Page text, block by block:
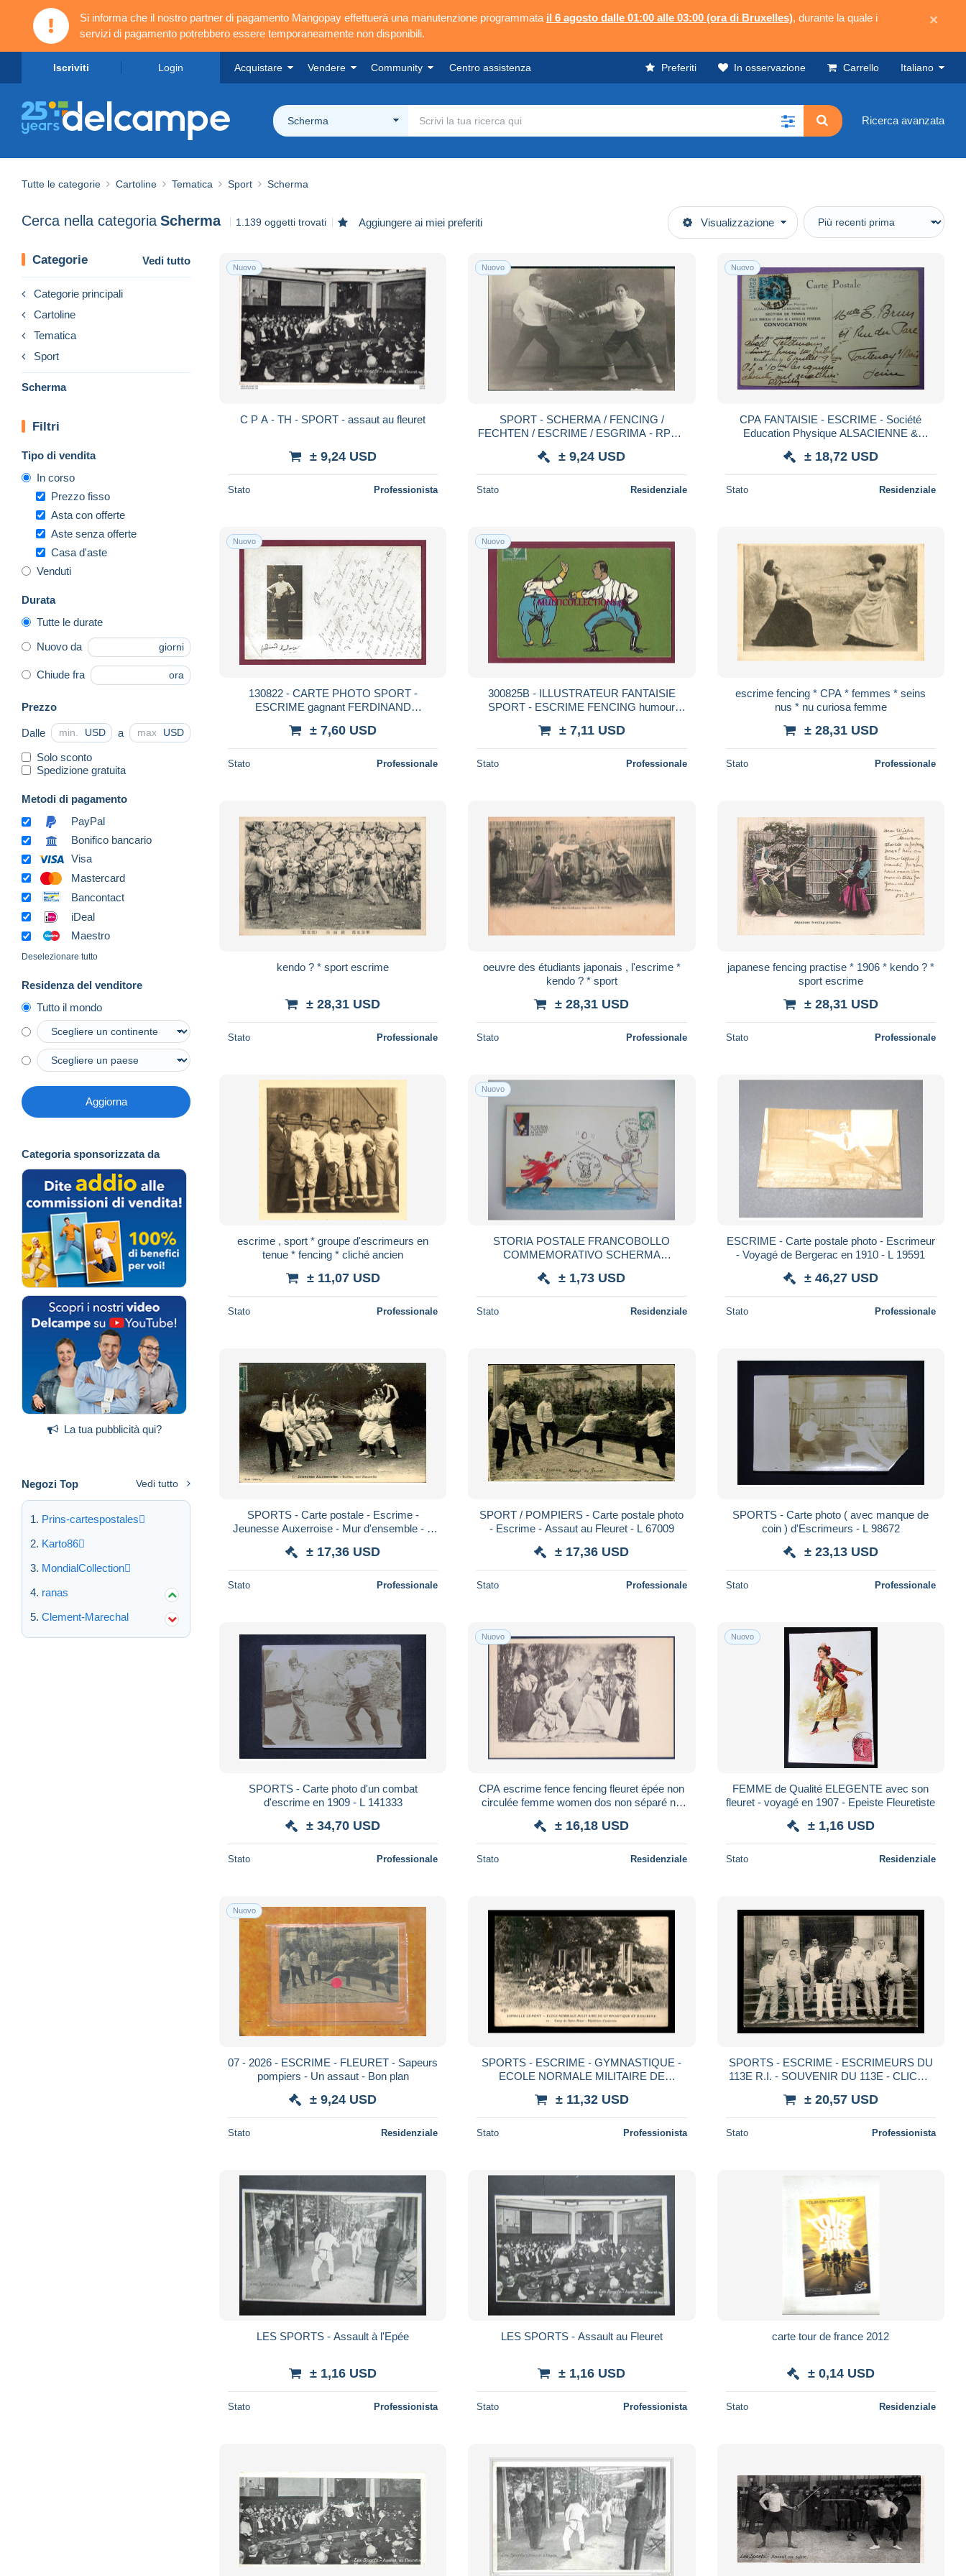
Si informa che il nostro partner di pagamento Mangopay effettuerà una manutenzione programmata il 6 agosto dalle 01:00 alle 03:00 (ora di Bruxelles), durante la quale i
servizi di pagamento potrebbero essere temporaneamente non disponibili.
×
Iscriviti Login Acquistare Vendere Community Centro assistenza Preferiti In osservazione Carrello Italiano
Scherma Ricerca avanzata
Tutte le categorie Cartoline Tematica Sport Scherma
Cerca nella categoria Scherma 1.139 oggetti trovati Aggiungere ai miei preferiti Visualizzazione
Categorie Vedi tutto
Categorie principali
Cartoline
Tematica
Sport
Scherma
Filtri
Tipo di vendita
In corso
Prezzo fisso
Asta con offerte
Aste senza offerte
Casa d'aste
Venduti
Durata
Tutte le durate
Nuovo da giorni
Chiude fra ora
Prezzo
Dalle USD a USD
Solo sconto
Spedizione gratuita
Metodi di pagamento
PayPal
Bonifico bancario
Visa
Mastercard
Bancontact
iDeal
Maestro
Deselezionare tutto
Residenza del venditore
Tutto il mondo
Aggiorna
Categoria sponsorizzata da
La tua pubblicità qui?
Negozi Top Vedi tutto
Prins-cartespostales
Karto86
MondialCollection
ranas
Clement-Marechal
Nuovo
C P A - TH - SPORT - assaut au fleuret
± 9,24 USD
Stato Professionista
Nuovo
SPORT - SCHERMA / FENCING /
FECHTEN / ESCRIME / ESGRIMA - RPPC
± 9,24 USD
Stato Residenziale
Nuovo
CPA FANTAISIE - ESCRIME - Société
Education Physique ALSACIENNE &
MATCH - TIMBRES - SPORT
± 18,72 USD
Stato Residenziale
Nuovo
130822 - CARTE PHOTO SPORT -
ESCRIME gagnant FERDINAND
± 7,60 USD
Stato Professionale
Nuovo
300825B - ILLUSTRATEUR FANTAISIE
SPORT - ESCRIME FENCING humour
± 7,11 USD
Stato Professionale
escrime fencing * CPA * femmes * seins
nus * nu curiosa femme
± 28,31 USD
Stato Professionale
kendo ? * sport escrime
± 28,31 USD
Stato Professionale
oeuvre des étudiants japonais , l'escrime *
kendo ? * sport
± 28,31 USD
Stato Professionale
japanese fencing practise * 1906 * kendo ? *
sport escrime
± 28,31 USD
Stato Professionale
escrime , sport * groupe d'escrimeurs en
tenue * fencing * cliché ancien
± 11,07 USD
Stato Professionale
Nuovo
STORIA POSTALE FRANCOBOLLO
COMMEMORATIVO SCHERMA
GENOVA 1992
± 1,73 USD
Stato Residenziale
ESCRIME - Carte postale photo - Escrimeur
- Voyagé de Bergerac en 1910 - L 19591
± 46,27 USD
Stato Professionale
SPORTS - Carte postale - Escrime -
Jeunesse Auxerroise - Mur d'ensemble - L
± 17,36 USD
Stato Professionale
SPORT / POMPIERS - Carte postale photo
- Escrime - Assaut au Fleuret - L 67009
± 17,36 USD
Stato Professionale
SPORTS - Carte photo ( avec manque de
coin ) d'Escrimeurs - L 98672
± 23,13 USD
Stato Professionale
SPORTS - Carte photo d'un combat
d'escrime en 1909 - L 141333
± 34,70 USD
Stato Professionale
Nuovo
CPA escrime fence fencing fleuret épée non
circulée femme women dos non séparé nu
± 16,18 USD
Stato Residenziale
Nuovo
FEMME de Qualité ELEGENTE avec son
fleuret - voyagé en 1907 - Epeiste Fleuretiste
± 1,16 USD
Stato Residenziale
Nuovo
07 - 2026 - ESCRIME - FLEURET - Sapeurs
pompiers - Un assaut - Bon plan
± 9,24 USD
Stato Residenziale
SPORTS - ESCRIME - GYMNASTIQUE -
ECOLE NORMALE MILITAIRE DE
- REPETITION D'ANATOMIE
± 11,32 USD
Stato Professionista
SPORTS - ESCRIME - ESCRIMEURS DU
113E R.I. - SOUVENIR DU 113E - CLICHE
± 20,57 USD
Stato Professionista
LES SPORTS - Assault à l'Epée
± 1,16 USD
Stato Professionista
LES SPORTS - Assault au Fleuret
± 1,16 USD
Stato Professionista
carte tour de france 2012
± 0,14 USD
Stato Residenziale